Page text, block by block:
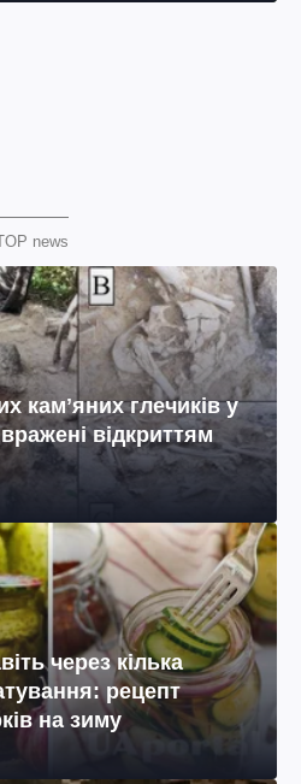
news
камʼяних глечиків у
відкриттям
через кілька
рецепт
на зиму